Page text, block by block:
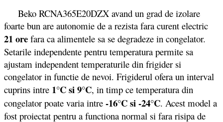
Beko RCNA365E20DZX avand un grad de izolare
foarte bun are autonomie de a rezista fara curent electric
21 ore fara ca alimentele sa se degradeze in congelator.
Setarile independente pentru temperatura permite sa
ajustam independent temperaturile din frigider si
congelator in functie de nevoi. Frigiderul ofera un interval
cuprins intre 1°C si 9°C, in timp ce temperatura din
congelator poate varia intre -16°C si -24°C. Acest model a
fost proiectat pentru a functiona normal si fara risipa de